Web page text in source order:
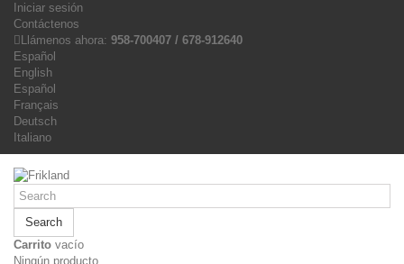
Iniciar sesión
Contáctenos
Llámenos ahora: 958-700407 / 678-912640
Español
English
Español
Français
Deutsch
Italiano
Search
Carrito vacío
Ningún producto